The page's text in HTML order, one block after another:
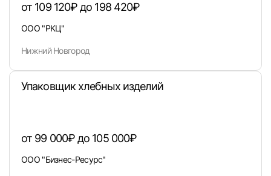
от 109 120₽ до 198 420₽
ООО "РКЦ"
Нижний Новгород
Упаковщик хлебных изделий
от 99 000₽ до 105 000₽
ООО "Бизнес-Ресурс"